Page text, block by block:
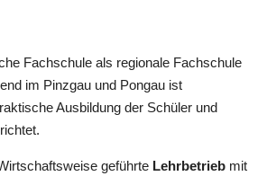
Fachschule als regionale Fachschule
im Pinzgau und Pongau ist
Ausbildung der Schüler und
geführte Lehrbetriebmit